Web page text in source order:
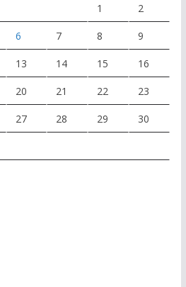
1 2
6 7 8 9
13 14 15 16
20 21 22 23
27 28 29 30